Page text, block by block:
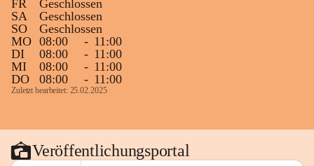
FR
Geschlossen
SA
Geschlossen
SO
Geschlossen
MO 08:00 - 11:00
DI
08:00 - 11:00
MI
08:00 - 11:00
DO
08:00 - 11:00
Zuletzt bearbeitet: 25.02.2025
Veröffentlichungsportal